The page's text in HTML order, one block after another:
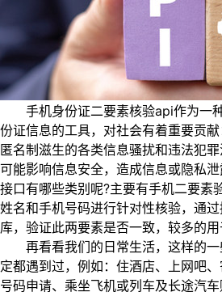
手机身份证二要素核验api作为一
份证信息的工具，对社会有着重要贡
匿名制滋生的各类信息骚扰和违法犯
可能影响信息安全，造成信息或隐私
接口有哪些类别呢?主要有手机二要素
姓名和手机号码进行针对性核验，通
库，验证此两要素是否一致，较多的用
再看看我们的日常生活，这样的一
定都遇到过，例如：住酒店、上网吧
号码申请、乘坐飞机或列车及长途汽